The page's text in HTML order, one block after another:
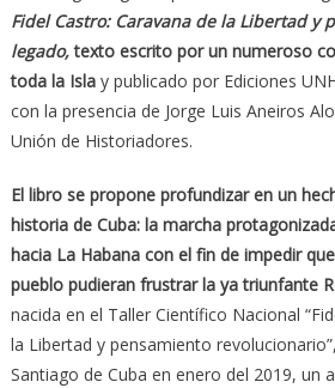
Fidel Castro: Caravana de la Libertad y
legado,texto escrito por un numeroso
toda la Islay publicado por Ediciones
con la presencia de Jorge Luis Aneiros
Unión de Historiadores.
El libro se propone profundizar en un
historia de Cuba: la marcha
hacia La Habana con el fin de impedir
pueblo pudieran frustrar la ya triunfante
nacida en el Taller Científico Nacional
la Libertad y pensamiento
Santiago de Cuba en enero del 2019, un